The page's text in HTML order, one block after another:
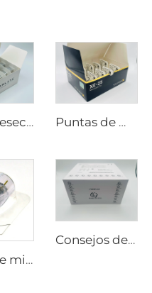
Punta desechable Scarlet S de microneedling rf con electrodos bi-polares 25pin Puntas de microneedling rf Sylfirm X XE-25
Punta de microneedling rf Sylfirm X XE-25 cartucho de Sylfirm X de Viol
Consejos de RF para pixel8